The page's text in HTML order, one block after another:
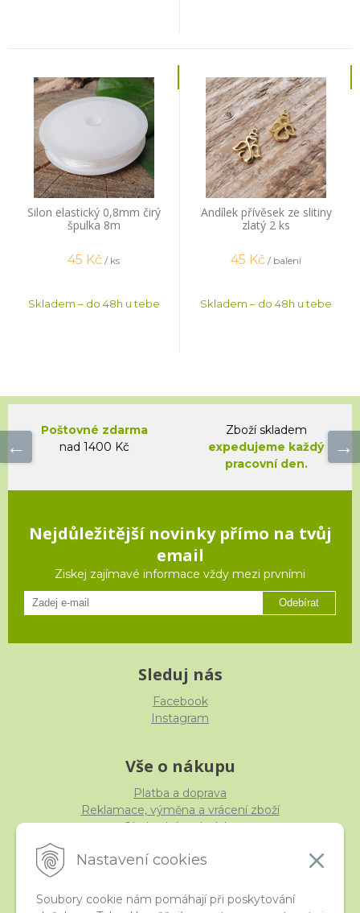
Nastavení cookies
Soubory cookie nám pomáhají při poskytování
Silon elastický 0,8mm čirý
špulka 8m
45 Kč / ks
Skladem – do 48h u tebe
Andílek přívěsek ze slitiny
zlatý 2 ks
45 Kč / balení
Skladem – do 48h u tebe
Poštovné zdarma
nad 1400 Kč
Zboží skladem
expedujeme každý
pracovní den.
Nejdůležitější novinky přímo na tvůj
email
Ziskej zajímavé informace vždy mezi prvními
Odebírat
Sleduj nás
Facebook
Instagram
Vše o nákupu
Platba a doprava
Reklamace, výměna a vrácení zboží
Obchodní podmínky